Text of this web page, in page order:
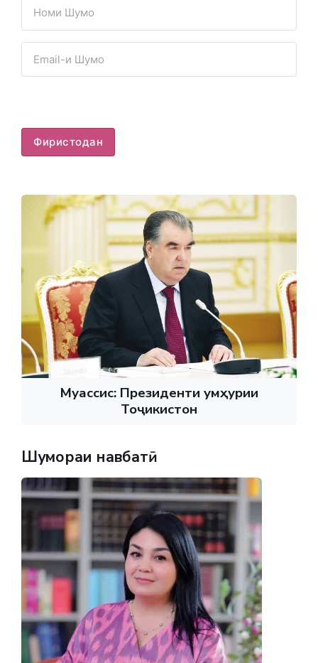
Фиристодан
Муассис: Президенти Ҷумҳурии
Тоҷикистон
Шумораи навбатӣ